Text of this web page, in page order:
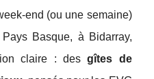
end (ou une semaine)
Basque, à Bidarray,
claire : desgîtes de